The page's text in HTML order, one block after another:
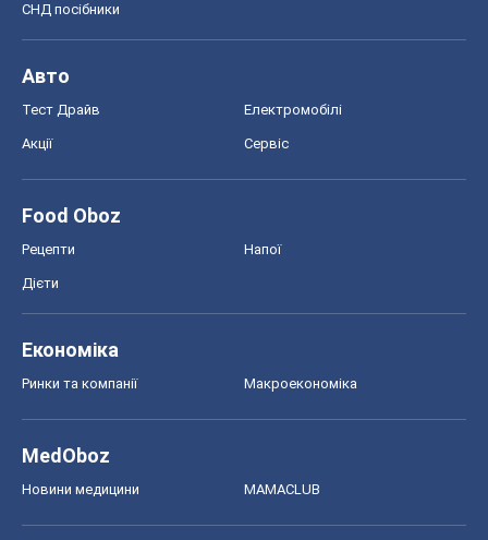
СНД посібники
Авто
Тест Драйв Електромобілі
Акції Сервіс
Food Oboz
Рецепти Напої
Дієти
Економіка
Ринки та компанії Макроекономіка
MedOboz
Новини медицини MAMACLUB